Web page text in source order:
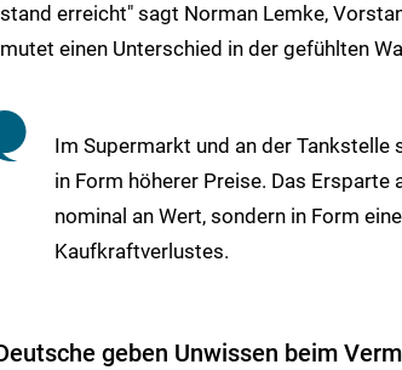
erreicht" sagt Norman Lemke,
einen Unterschied in der gefühlten
Im Supermarkt und an der
in Form höherer Preise. Das
nominal an Wert, sondern in Form
Kaufkraftverlustes.
geben Unwissen beim